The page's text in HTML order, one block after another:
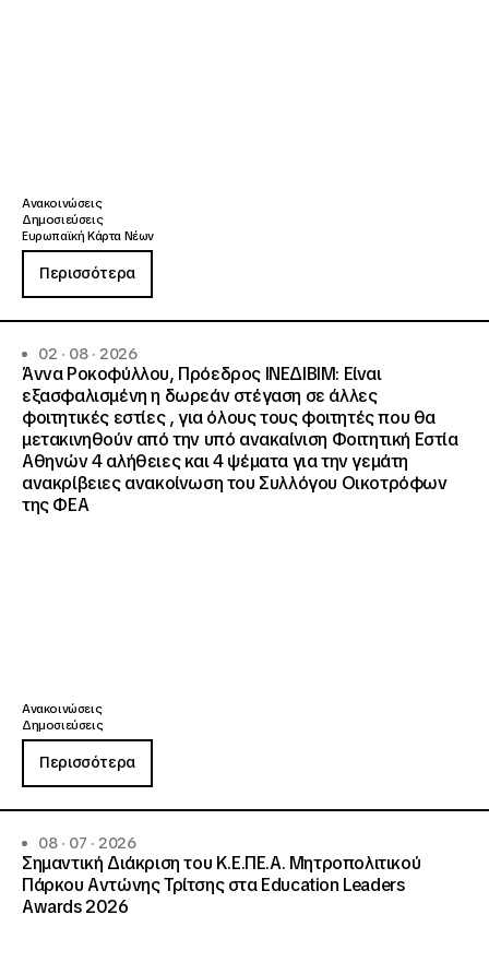
Ανακοινώσεις
Δημοσιεύσεις
Ευρωπαϊκή Κάρτα Νέων
Περισσότερα
02 · 08 · 2026
Άννα Ροκοφύλλου, Πρόεδρος ΙΝΕΔΙΒΙΜ: Είναι
εξασφαλισμένη η δωρεάν στέγαση σε άλλες
φοιτητικές εστίες , για όλους τους φοιτητές που θα
μετακινηθούν από την υπό ανακαίνιση Φοιτητική Εστία
Αθηνών 4 αλήθειες και 4 ψέματα για την γεμάτη
ανακρίβειες ανακοίνωση του Συλλόγου Οικοτρόφων
της ΦΕΑ
Ανακοινώσεις
Δημοσιεύσεις
Περισσότερα
08 · 07 · 2026
Σημαντική Διάκριση του Κ.Ε.ΠΕ.Α. Μητροπολιτικού
Πάρκου Αντώνης Τρίτσης στα Education Leaders
Awards 2026